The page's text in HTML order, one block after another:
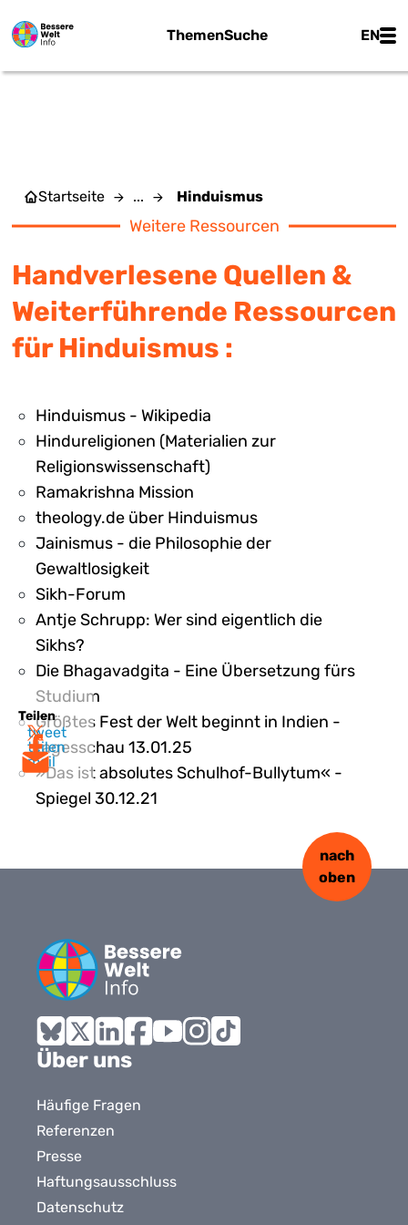
ThemenSuche EN
Teilen
tweet
teilen
mail
Startseite ... Hinduismus
Weitere Ressourcen
Handverlesene Quellen &
Weiterführende Ressourcen
für Hinduismus :
Hinduismus - Wikipedia
Hindureligionen (Materialien zur
Religionswissenschaft)
Ramakrishna Mission
theology.de über Hinduismus
Jainismus - die Philosophie der
Gewaltlosigkeit
Sikh-Forum
Antje Schrupp: Wer sind eigentlich die
Sikhs?
Die Bhagavadgita - Eine Übersetzung fürs
Studium
Größtes Fest der Welt beginnt in Indien -
tagesschau 13.01.25
»Das ist absolutes Schulhof-Bullytum« -
Spiegel 30.12.21
Bluesky
X LinkedInFacebook
nach
oben
Über uns
Häufige Fragen
Referenzen
Presse
Haftungsausschluss
Datenschutz